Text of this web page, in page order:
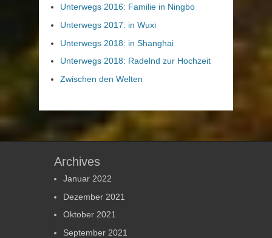
Unterwegs 2016: Familie in Ningbo
Unterwegs 2017: in Wuxi
Unterwegs 2018: in Shanghai
Unterwegs 2018: Radelnd zur Hochzeit
Zwischen den Welten
Archives
Januar 2022
Dezember 2021
Oktober 2021
September 2021